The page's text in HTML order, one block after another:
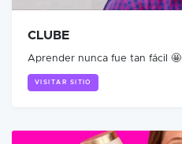
CLUBE
Aprender nunca fue tan fácil 🤩
VISITAR SITIO